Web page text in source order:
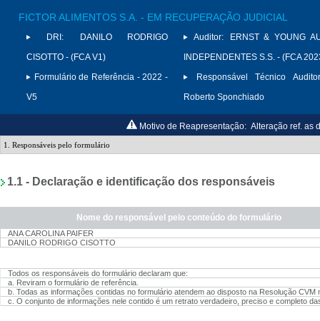
FICTOR ALIMENTOS S.A. - EM RECUPERAÇÃO JUDICIAL
DRI:
DANILO RODRIGO
CISOTTO - (FCA V1)
Formulário de Referência - 2022 -
V5
Auditor:
ERNST & YOUNG
INDEPENDENTES S.S. - (FCA
Responsável Técnico
Roberto Sponchiado
Motivo de Reapresentação: Alteração ref. as